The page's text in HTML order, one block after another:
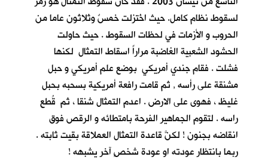
لسقوط نظام كامل. حيث اخُتزلت خمسٌ وثلاثون عاما من
الحروب و الأزمات في لحظات السقوط . حيث حاولت
الحشود الشعبية الغاضبة مراراً اسقاط التمثال لكنها
فشلت . فقام جندي أمريكي بوضع علم أمريكي و حبل
مشنقة على رأسه , ثم قامت رافعة أمريكية بسحبه بحبل
غليظ ، فهوى على الارض . اعدم التمثال شنقا ، ثم قُطع
راسه . لتقوم الجماهير الفرحة بامتطائه و الرقص فوق
انقاضه بجنون ! لكنَّ قاعدة التمثال العملاقة بقيت ثابته .
ربما بانتظار عودته او عودة شخصٍ آخر يشبهه !